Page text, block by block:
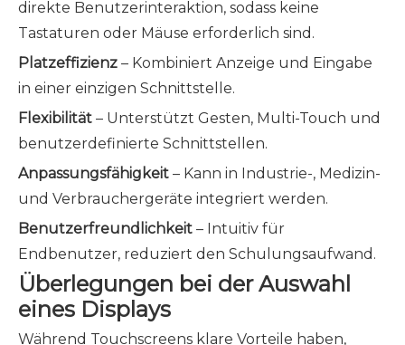
direkte Benutzerinteraktion, sodass keine
Tastaturen oder Mäuse erforderlich sind.
Platzeffizienz – Kombiniert Anzeige und Eingabe
in einer einzigen Schnittstelle.
Flexibilität – Unterstützt Gesten, Multi-Touch und
benutzerdefinierte Schnittstellen.
Anpassungsfähigkeit – Kann in Industrie-, Medizin-
und Verbrauchergeräte integriert werden.
Benutzerfreundlichkeit – Intuitiv für
Endbenutzer, reduziert den Schulungsaufwand.
Überlegungen bei der Auswahl
eines Displays
Während Touchscreens klare Vorteile haben,